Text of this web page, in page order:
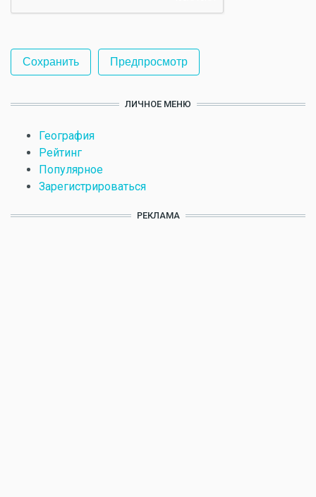
ЛИЧНОЕ МЕНЮ
География
Рейтинг
Популярное
Зарегистрироваться
РЕКЛАМА